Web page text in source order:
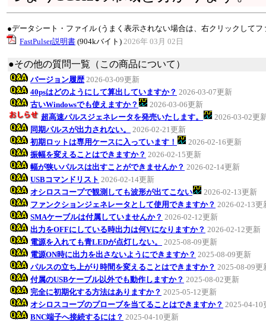
●データシート・ファイル (うまく表示されない場合は、右クリックして
FastPulser説明書 (904kバイト) 2026年 03月 02日
●その他の質問一覧（この商品について）
バージョン履歴 2026-03-09更新
40psはどのようにして算出していますか？ 2026-03-07更新
古いWindowsでも使えますか？
2026-03-06更新
超高速パルスジェネレータを発売いたします。
2026-03-02更
同期パルスが出力されない。
2026-02-21更新
初期ロットは専用ケースに入っています！
2026-02-16更新
振幅を変えることはできますか？ 2026-02-15更新
幅が狭いパルスは出すことができませんか？ 2026-02-14更新
USBコマンドリスト 2026-02-14更新
オシロスコープで観測しても波形が出てこない
2026-02-13更新
ファンクションジェネレータとして使用できますか？ 2026-02-13更
SMAケーブルは付属していませんか？ 2026-02-12更新
出力をOFFにしている時出力は何Vになりますか？ 2026-02-12更新
電源を入れても青LEDが点灯しない。
2025-08-09更新
電源ON時に出力を出さないようにできますか？ 2025-08-09更新
パルスの立ち上がり時間を変えることはできますか？ 2025-08-09更
付属のUSBケーブル以外でも動作しますか？ 2025-08-02更新
完全に初期化する方法はありますか？ 2025-05-12更新
オシロスコープのプローブを当てることはできますか？ 2025-04-10
BNC端子へ接続するには？ 2025-04-10更新